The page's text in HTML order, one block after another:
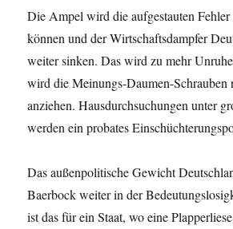
Die Ampel wird die aufgestauten
können und der Wirtschaftsdampfer
weiter sinken. Das wird zu mehr
wird die Meinungs-Daumen-Schrauben
anziehen. Hausdurchsuchungen unter
werden ein probates
Das außenpolitische Gewicht
Baerbock weiter in der
ist das für ein Staat, wo eine